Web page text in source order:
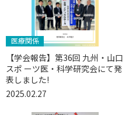
医療関係
【学会報告】第36回 九州・山口
スポ ーツ医・科学研究会にて発
表しました!
2025.02.27